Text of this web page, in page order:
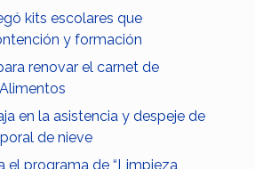
kits escolares que
y formación
renovar el carnet de
en la asistencia y despeje de
de nieve
el programa de “Limpieza